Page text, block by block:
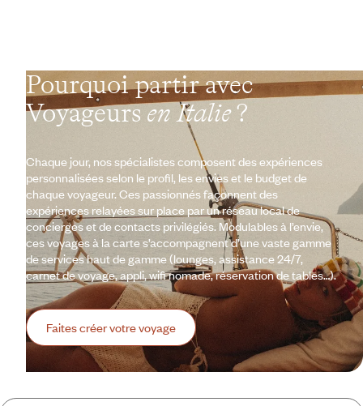
Pourquoi partir avec
Voyageursen Italie?
Chaque jour, nos spécialistes composent des expériences
personnalisées selon le profil, les envies et le budget de
chaque voyageur. Ces passionnés façonnent des
expériences relayées sur place par un réseau local de
concierges et de contacts privilégiés. Modulables à l’envie,
ces voyages à la carte s’accompagnent d’une vaste gamme
de services haut de gamme (lounges, assistance 24/7,
carnet de voyage, appli, wifi nomade, réservation de tables…).
Faites créer votre voyage